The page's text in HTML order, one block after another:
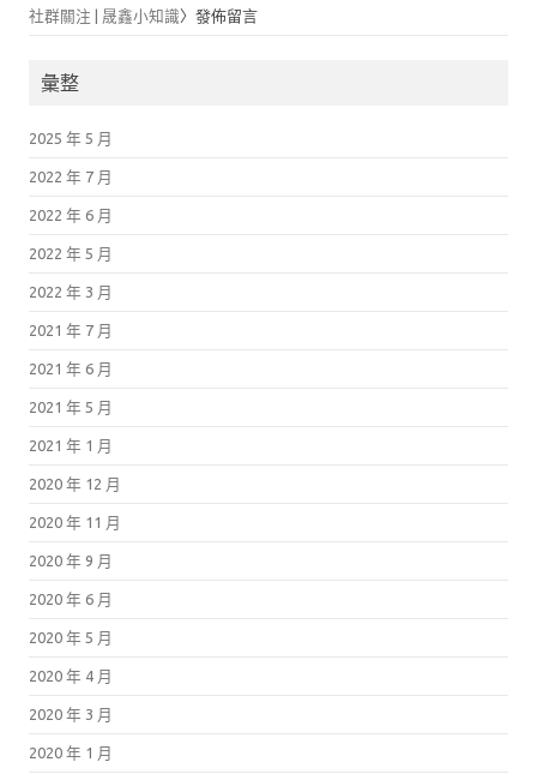
社群關注 | 晟鑫小知識〉發佈留言
彙整
2025 年 5 月
2022 年 7 月
2022 年 6 月
2022 年 5 月
2022 年 3 月
2021 年 7 月
2021 年 6 月
2021 年 5 月
2021 年 1 月
2020 年 12 月
2020 年 11 月
2020 年 9 月
2020 年 6 月
2020 年 5 月
2020 年 4 月
2020 年 3 月
2020 年 1 月